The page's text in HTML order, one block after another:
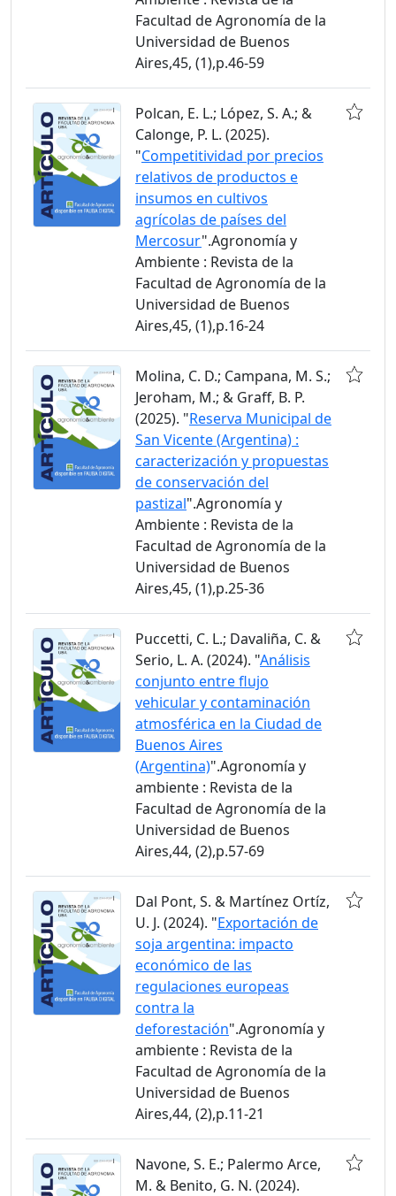
Facultad de Agronomía de la
Universidad de Buenos
Aires,45, (1),p.46-59
Polcan, E. L.; López, S. A.; &
Calonge, P. L. (2025).
"Competitividad por precios
relativos de productos e
insumos en cultivos
agrícolas de países del
Mercosur".Agronomía y
Ambiente : Revista de la
Facultad de Agronomía de la
Universidad de Buenos
Aires,45, (1),p.16-24
Molina, C. D.; Campana, M. S.;
Jeroham, M.; & Graff, B. P.
(2025). "Reserva Municipal de
San Vicente (Argentina) :
caracterización y propuestas
de conservación del
pastizal".Agronomía y
Ambiente : Revista de la
Facultad de Agronomía de la
Universidad de Buenos
Aires,45, (1),p.25-36
Puccetti, C. L.; Davaliña, C. &
Serio, L. A. (2024). "Análisis
conjunto entre flujo
vehicular y contaminación
atmosférica en la Ciudad de
Buenos Aires
(Argentina)".Agronomía y
ambiente : Revista de la
Facultad de Agronomía de la
Universidad de Buenos
Aires,44, (2),p.57-69
Dal Pont, S. & Martínez Ortíz,
U. J. (2024). "Exportación de
soja argentina: impacto
económico de las
regulaciones europeas
contra la
deforestación".Agronomía y
ambiente : Revista de la
Facultad de Agronomía de la
Universidad de Buenos
Aires,44, (2),p.11-21
Navone, S. E.; Palermo Arce,
M. & Benito, G. N. (2024).